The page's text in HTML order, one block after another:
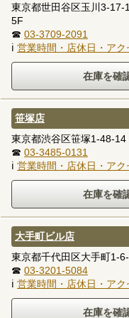
東京都世田谷区玉川3-17-
5F
☎ 03-3709-2091
ℹ 営業時間・店休日・アク
笹塚店
東京都渋谷区笹塚1-48-
☎ 03-3485-0131
ℹ 営業時間・店休日・アク
大手町ビル店
東京都千代田区大手町1-
☎ 03-3201-5084
ℹ 営業時間・店休日・アク